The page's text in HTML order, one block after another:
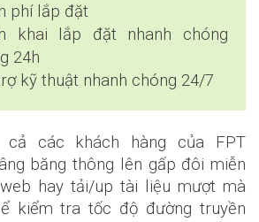
phí lắp đặt
khai lắp đặt nhanh chóng
24h
kỹ thuật nhanh chóng 24/7
các khách hàng của FPT
băng thông lên gấp đôi miễn
hay tải/up tài liệu mượt mà
kiểm tra tốc độ đường truyền